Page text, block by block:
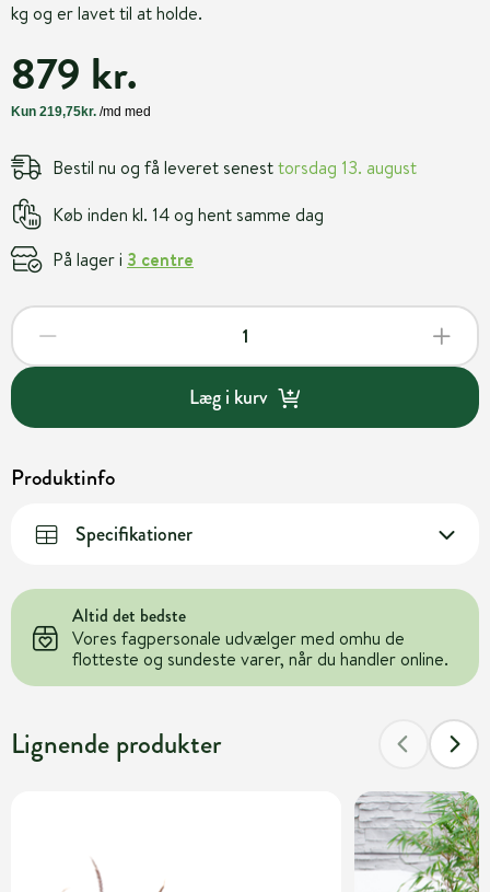
kg og er lavet til at holde.
879 kr.
Bestil nu og få leveret senesttorsdag 13. august
Køb inden kl. 14 og hent samme dag
På lager i 3 centre
Læg i kurv
Produktinfo
Specifikationer
Altid det bedste
Vores fagpersonale udvælger med omhu de
flotteste og sundeste varer, når du handler online.
Lignende produkter